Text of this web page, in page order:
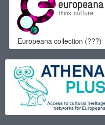
Europeana collection (???)